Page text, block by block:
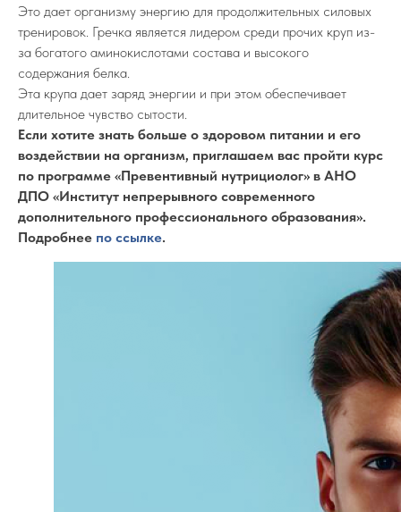
Это дает организму энергию для продолжительных силовых
тренировок. Гречка является лидером среди прочих круп из-
за богатого аминокислотами состава и высокого
содержания белка.
Эта крупа дает заряд энергии и при этом обеспечивает
длительное чувство сытости.
Если хотите знать больше о здоровом питании и его
воздействии на организм, приглашаем вас пройти курс
по программе «Превентивный нутрициолог» в АНО
ДПО «Институт непрерывного современного
дополнительного профессионального образования».
Подробнее по ссылке.